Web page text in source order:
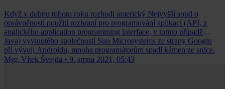
Když v dubnu tohoto roku rozhodl americký Nejvyšší soud o
oprávněnosti použití rozhraní pro programování aplikací (API, z
anglického application programming interface, v tomto případě
Java) vyvinutého společností Sun Microsystems ze strany Googlu
při vývoji Androidu, mnoha programátorům spadl kámen ze srdce.
Mgr. Vítek Švejda • 9. srpna 2021, 05:43